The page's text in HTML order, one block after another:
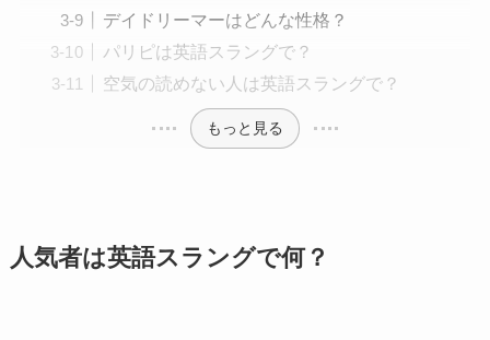
デイドリーマーはどんな性格？
パリピは英語スラングで？
空気の読めない人は英語スラングで？
もっと見る
人気者は英語スラングで何？